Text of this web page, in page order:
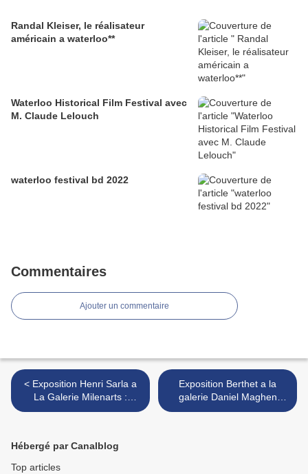
Randal Kleiser, le réalisateur
américain a waterloo**
Waterloo Historical Film Festival avec
M. Claude Lelouch
waterloo festival bd 2022
Commentaires
Ajouter un commentaire
< Exposition Henri Sarla a
La Galerie Milenarts :
Sombreffe (Belgique)
Exposition Berthet a la
galerie Daniel Maghen
Paris France >
Hébergé par Canalblog
Top articles